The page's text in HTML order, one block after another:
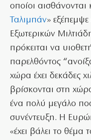
οποίοι
Ταλιμπάν»
Εξωτερικών
πρόκειται να
παρελθόντος
χώρα έχει δεκάδες
βρίσκονται στη
ένα πολύ μεγάλο
συνέντευξη. Η
«έχει βάλει το